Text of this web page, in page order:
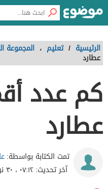
الرئيسية / تعليم ، المجموعة
عطارد
كم عدد
عطارد
تمت الكتابة بواسطة:
آخر تحديث:٠٧:١٢ ، ٣٠ نوفمبر ٢٠١٦